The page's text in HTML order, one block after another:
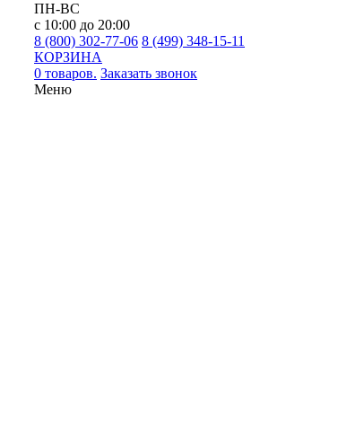
ПН-ВС
с 10:00 до 20:00
8 (800) 302-77-06 8 (499) 348-15-11
КОРЗИНА
0 товаров. Заказать звонок
Меню